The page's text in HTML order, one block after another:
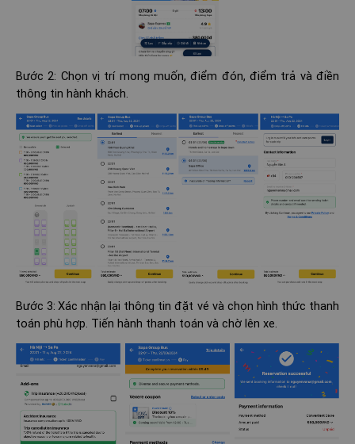
Bước 2: Chọn vị trí mong muốn, điểm đón, điểm trả và điền
thông tin hành khách.
Bước 3: Xác nhận lại thông tin đặt vé và chọn hình thức thanh
toán phù hợp. Tiến hành thanh toán và chờ lên xe.